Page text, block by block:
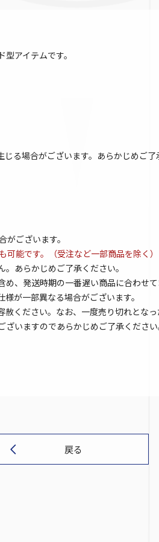
アイテムです。
る場合がございます。あらかじめご了
ございます。
能です。（受注など一部商品を除く）
あらかじめご了承ください。
、発送時期の一番遅い商品に合わせて
が一部異なる場合がございます。
ください。なお、一度売り切れとな
いますのであらかじめご了承ください
戻る